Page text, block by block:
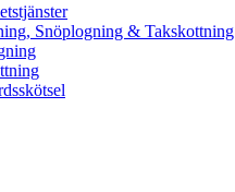
Snöplogning & Takskottning